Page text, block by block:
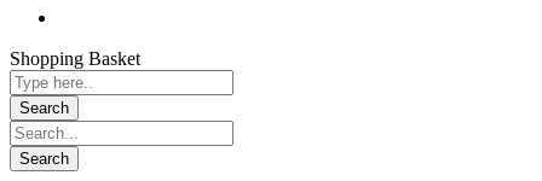
Shopping Basket